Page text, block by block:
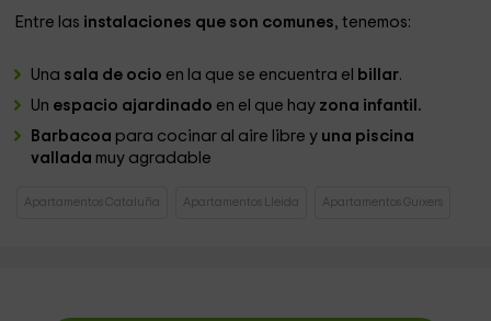
Entre las instalaciones que son comunes, tenemos:
Una sala de ocio en la que se encuentra el billar.
Un espacio ajardinado en el que hay zona infantil.
Barbacoa para cocinar al aire libre y una piscina
vallada muy agradable
Apartamentos Cataluña Apartamentos Lleida Apartamentos Guixers